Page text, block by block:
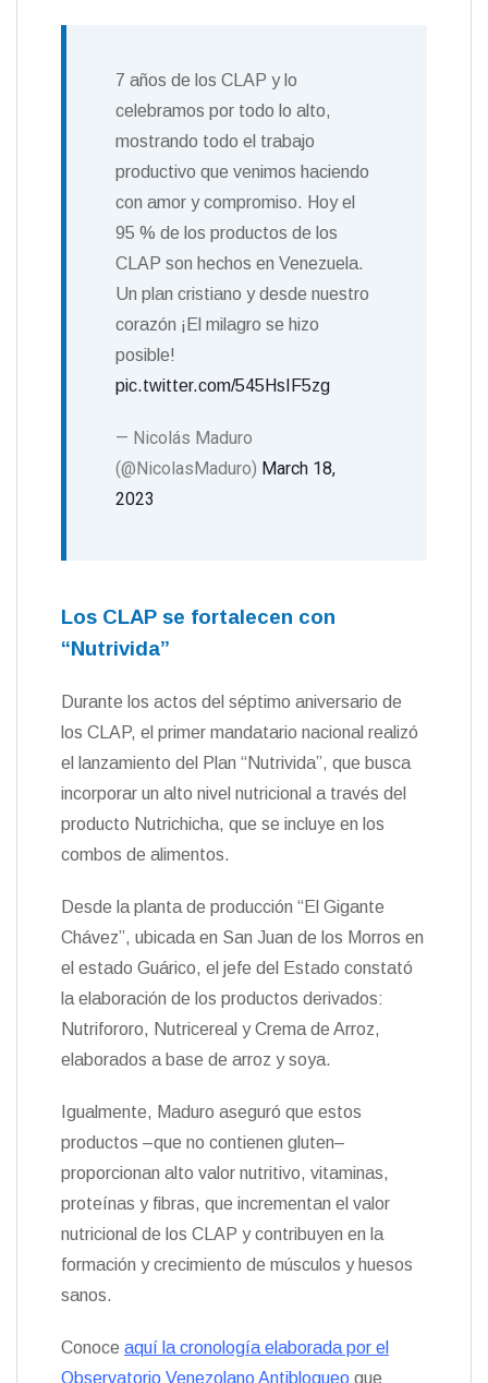
7 años de los CLAP y lo
celebramos por todo lo alto,
mostrando todo el trabajo
productivo que venimos haciendo
con amor y compromiso. Hoy el
95 % de los productos de los
CLAP son hechos en Venezuela.
Un plan cristiano y desde nuestro
corazón ¡El milagro se hizo
posible!
pic.twitter.com/545HsIF5zg
— Nicolás Maduro
(@NicolasMaduro) March 18,
2023
Los CLAP se fortalecen con
“Nutrivida”
Durante los actos del séptimo aniversario de
los CLAP, el primer mandatario nacional realizó
el lanzamiento del Plan “Nutrivida”, que busca
incorporar un alto nivel nutricional a través del
producto Nutrichicha, que se incluye en los
combos de alimentos.
Desde la planta de producción “El Gigante
Chávez”, ubicada en San Juan de los Morros en
el estado Guárico, el jefe del Estado constató
la elaboración de los productos derivados:
Nutrifororo, Nutricereal y Crema de Arroz,
elaborados a base de arroz y soya.
Igualmente, Maduro aseguró que estos
productos –que no contienen gluten–
proporcionan alto valor nutritivo, vitaminas,
proteínas y fibras, que incrementan el valor
nutricional de los CLAP y contribuyen en la
formación y crecimiento de músculos y huesos
sanos.
Conoce aquí la cronología elaborada por el
Observatorio Venezolano Antibloqueo que